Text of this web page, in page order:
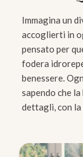
Immagina un
accoglierti in
pensato per
fodera
benessere.
sapendo che
dettagli, con